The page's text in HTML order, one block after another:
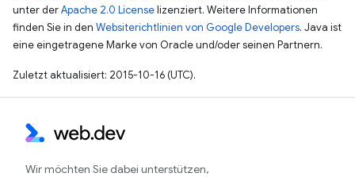
unter derApache 2.0 Licenselizenziert. Weitere Informationen
finden Sie in den Websiterichtlinien von Google Developers. Java ist
eine eingetragene Marke von Oracle und/oder seinen Partnern.
Zuletzt aktualisiert: 2015-10-16 (UTC).
Wir möchten Sie dabei unterstützen,